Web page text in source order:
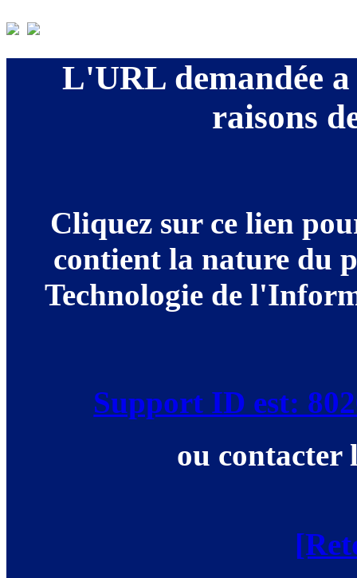
L'URL demandée a
raisons
Cliquez sur ce lien
contient la nature du
Technologie de
Support ID est:
ou contacter